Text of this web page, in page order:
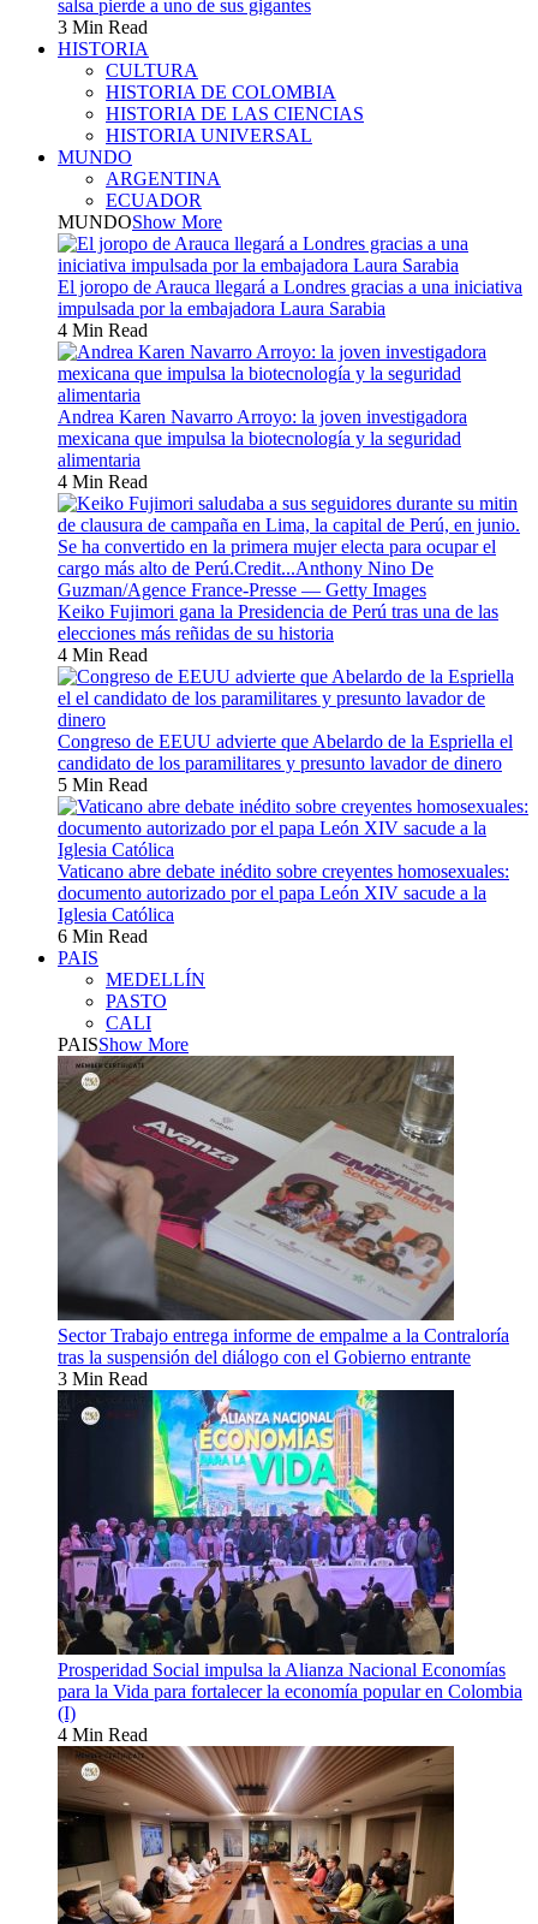
salsa pierde a uno de sus gigantes
3 Min Read
HISTORIA
CULTURA
HISTORIA DE COLOMBIA
HISTORIA DE LAS CIENCIAS
HISTORIA UNIVERSAL
MUNDO
ARGENTINA
ECUADOR
MUNDOShow More
El joropo de Arauca llegará a Londres gracias a una iniciativa
impulsada por la embajadora Laura Sarabia
4 Min Read
Andrea Karen Navarro Arroyo: la joven investigadora
mexicana que impulsa la biotecnología y la seguridad
alimentaria
4 Min Read
Keiko Fujimori gana la Presidencia de Perú tras una de las
elecciones más reñidas de su historia
4 Min Read
Congreso de EEUU advierte que Abelardo de la Espriella el
candidato de los paramilitares y presunto lavador de dinero
5 Min Read
Vaticano abre debate inédito sobre creyentes homosexuales:
documento autorizado por el papa León XIV sacude a la
Iglesia Católica
6 Min Read
PAIS
MEDELLÍN
PASTO
CALI
PAISShow More
Sector Trabajo entrega informe de empalme a la Contraloría
tras la suspensión del diálogo con el Gobierno entrante
3 Min Read
Prosperidad Social impulsa la Alianza Nacional Economías
para la Vida para fortalecer la economía popular en Colombia
(I)
4 Min Read